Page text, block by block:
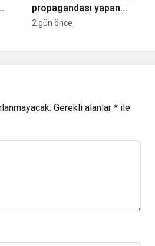
propagandası yapan
şüpheli yakalandı
2 gün önce
Gerekli alanlar * ile